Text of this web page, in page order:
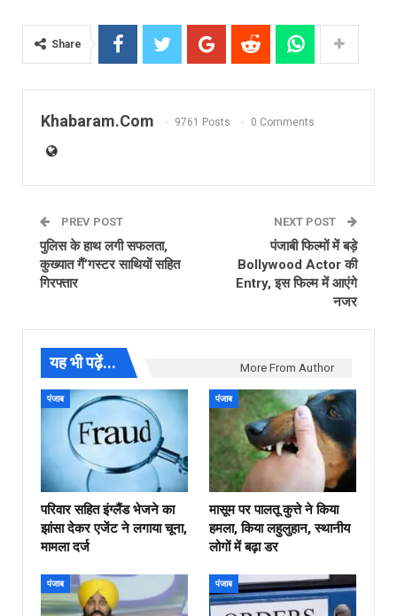
Share
Khabaram.Com 9761 Posts 0 Comments
PREV POST
पुलिस के हाथ लगी सफलता,
कुख्यात गैं’गस्टर साथियों सहित
गिरफ्तार
NEXT POST
पंजाबी फिल्मों में बड़े
Bollywood Actor की
Entry, इस फिल्म में आएंगे
नजर
यह भी पढ़ें... More From Author
पंजाब
परिवार सहित इंग्लैंड भेजने का
झांसा देकर एजेंट ने लगाया चूना,
मामला दर्ज
पंजाब
मासूम पर पालतू कुत्ते ने किया
हमला, किया लहुलुहान, स्थानीय
लोगों में बढ़ा डर
पंजाब पंजाब